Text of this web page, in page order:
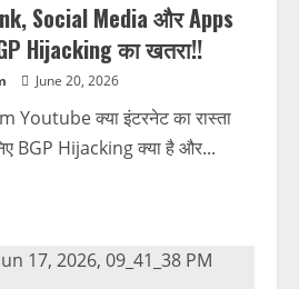
Social Media और Apps
Hijacking का खतरा!!
June 20, 2026
क्या इंटरनेट का रास्ता
BGP Hijacking क्या है और...